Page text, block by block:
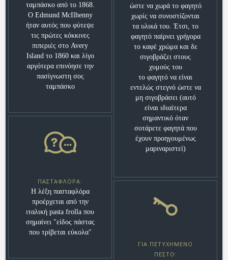
ώστε να χωρά το φαγητό
χωρίς να συνοστίζονται
τα υλικά του. Έτσι, το
φαγητό παίρνει γρήγορα
το καφέ χρώμα και δε
σιγοβράζει στους
χυμούς του
το φαγητό να είναι
εντελώς στεγνό ώστε να
μη σιγοβράσει (αυτό
είναι ιδιαίτερα
σημαντικό όταν
σοτάρετε φαγητά που
έχουν προηγουμένως
μαριναριστεί)
ταμπάσκο από το 1868.
Ο Edmund McIlhenny
ήταν αυτός που φύτεψε
τις πρώτες κόκκινες
πιπεριές στο Avery
Island το 1860 και λίγο
αργότερα επινόησε την
πασίγνωστη σος
ταμπάσκο
ΠΑΣΤΑΦΛΌΡΑ:
Η λέξη πασταφλόρα
προέρχεται από την
ιταλική pasta frolla που
σημαίνει "είδος πάστας
που τρίβεται εύκολα"
ΓΙΑ ΠΕΤΥΧΗΜΈΝΟ
ΠΈΣΤΟ: